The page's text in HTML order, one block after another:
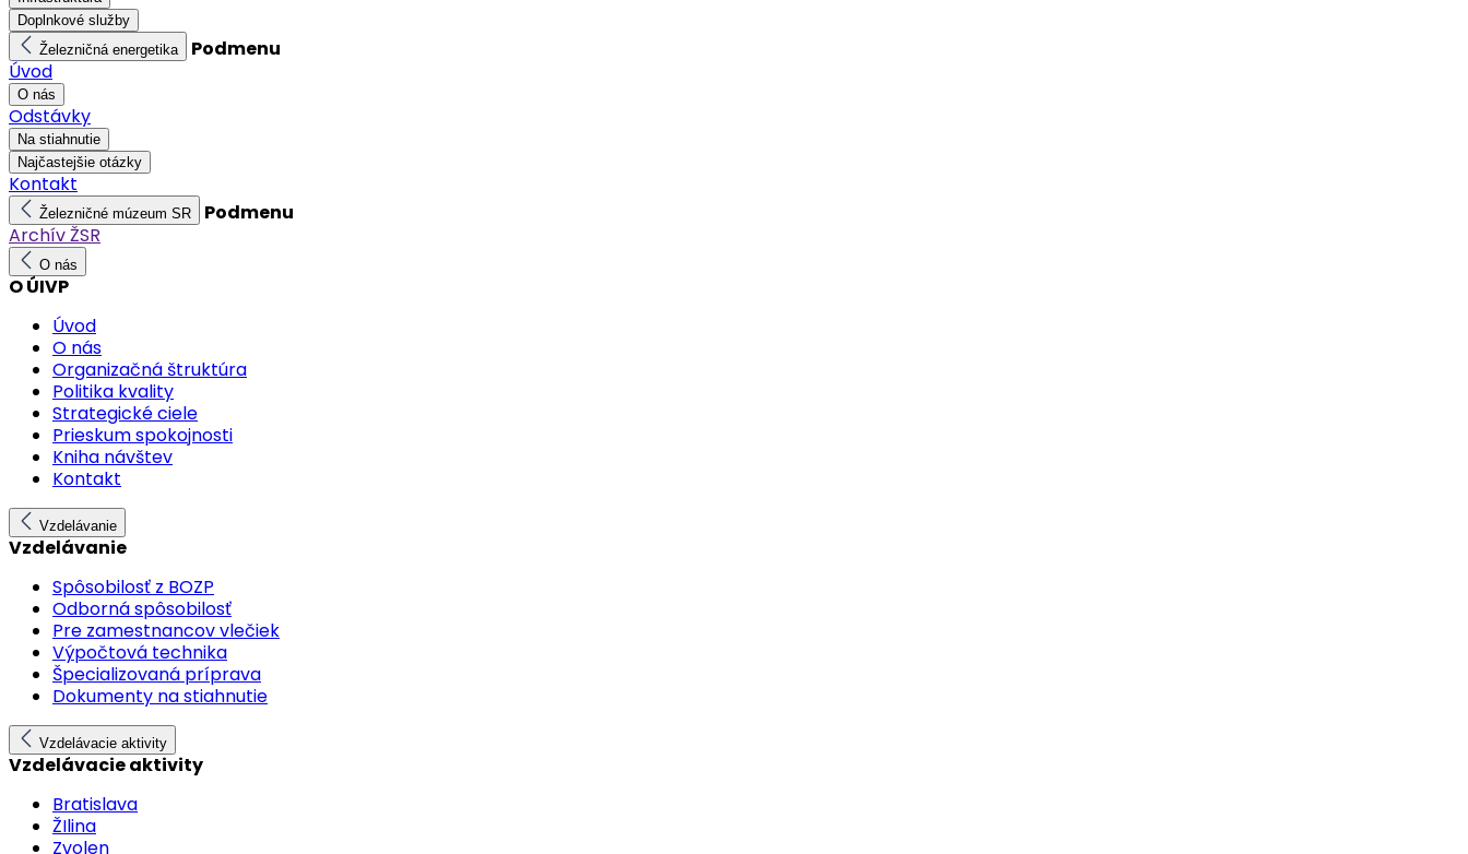
Doplnkové služby
Železničná energetika
Podmenu
Úvod
O nás
Odstávky
Na stiahnutie
Najčastejšie otázky
Kontakt
Železničné múzeum SR
Podmenu
Archív ŽSR
O nás
O ÚIVP
Úvod
O nás
Organizačná štruktúra
Politika kvality
Strategické ciele
Prieskum spokojnosti
Kniha návštev
Kontakt
Vzdelávanie
Vzdelávanie
Spôsobilosť z BOZP
Odborná spôsobilosť
Pre zamestnancov vlečiek
Výpočtová technika
Špecializovaná príprava
Dokumenty na stiahnutie
Vzdelávacie aktivity
Vzdelávacie aktivity
Bratislava
ŽIlina
Zvolen